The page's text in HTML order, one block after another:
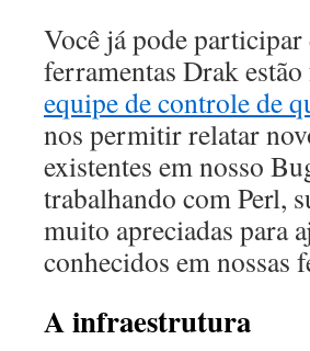
Você já pode participar
ferramentas Drak
equipe de controle de
nos permitir relatar
existentes em nosso
trabalhando com Perl,
muito apreciadas para
conhecidos em nossas
A infraestrutura